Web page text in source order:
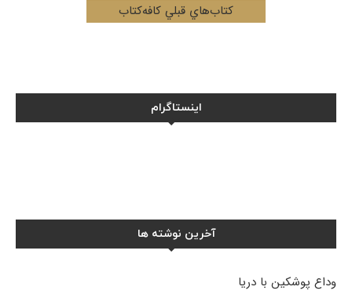
کتاب‌هاي قبلي کافه‌کتاب
اینستاگرام
آخرین نوشته ها
وداع پوشکین با دریا